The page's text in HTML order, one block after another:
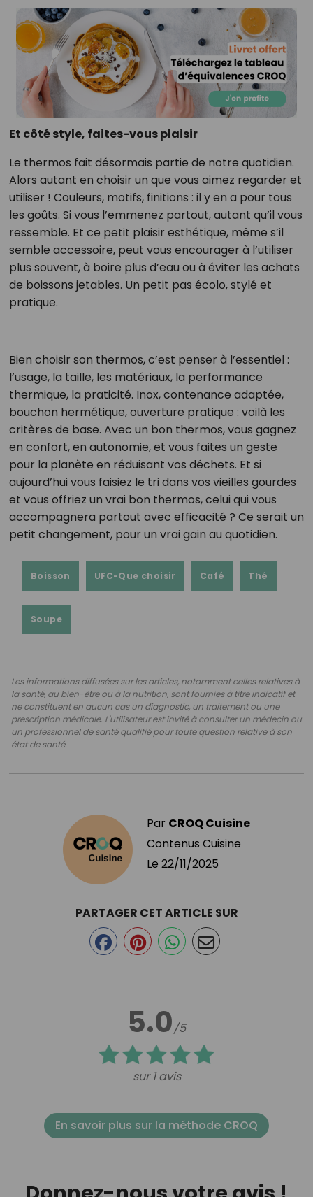
Et côté style, faites-vous plaisir
Le thermos fait désormais partie de notre quotidien.
Alors autant en choisir un que vous aimez regarder et
utiliser ! Couleurs, motifs, finitions : il y en a pour tous
les goûts. Si vous l’emmenez partout, autant qu’il vous
ressemble. Et ce petit plaisir esthétique, même s’il
semble accessoire, peut vous encourager à l’utiliser
plus souvent, à boire plus d’eau ou à éviter les achats
de boissons jetables. Un petit pas écolo, stylé et
pratique.
Bien choisir son thermos, c’est penser à l’essentiel :
l’usage, la taille, les matériaux, la performance
thermique, la praticité. Inox, contenance adaptée,
bouchon hermétique, ouverture pratique : voilà les
critères de base. Avec un bon thermos, vous gagnez
en confort, en autonomie, et vous faites un geste
pour la planète en réduisant vos déchets. Et si
aujourd’hui vous faisiez le tri dans vos vieilles gourdes
et vous offriez un vrai bon thermos, celui qui vous
accompagnera partout avec efficacité ? Ce serait un
petit changement, pour un vrai gain au quotidien.
Boisson UFC-Que choisir Café Thé
Soupe
Les informations diffusées sur les articles, notamment celles relatives à
la santé, au bien-être ou à la nutrition, sont fournies à titre indicatif et
ne constituent en aucun cas un diagnostic, un traitement ou une
prescription médicale. L'utilisateur est invité à consulter un médecin ou
un professionnel de santé qualifié pour toute question relative à son
état de santé.
Par CROQ Cuisine
Contenus Cuisine
Le 22/11/2025
5.0/5
sur 1 avis
PARTAGER CET ARTICLE SUR
En savoir plus sur la méthode CROQ